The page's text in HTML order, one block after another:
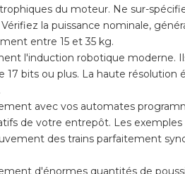
du moteur. Ne sur-
la puissance nominale,
entre 15 et 35 kg.
l'induction robotique moderne.
bits ou plus. La haute
avec vos automates
de votre entrepôt. Les
des trains parfaitement
d'énormes quantités de